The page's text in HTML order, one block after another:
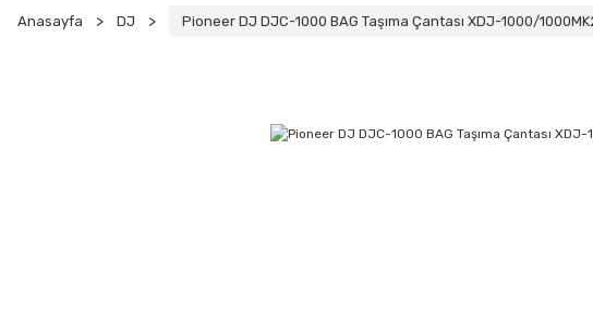
Anasayfa DJ Pioneer DJ DJC-1000 BAG Taşıma Çantası XDJ-1000/